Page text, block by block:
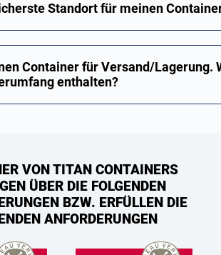
Standort für meinen
Container für Versand/Lagerung.
enthalten?
VON TITAN CONTAINERS
ÜBER DIE FOLGENDEN
BZW. ERFÜLLEN DIE
ANFORDERUNGEN